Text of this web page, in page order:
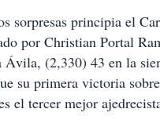
sorpresas principia el
por Christian Portal
Ávila, (2,330) 43 en la
su primera victoria
el tercer mejor